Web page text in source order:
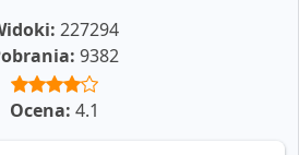
227294
9382
Ocena: 4.1